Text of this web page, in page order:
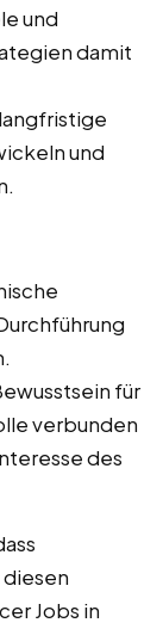
und
damit
und
für
verbunden
des
Jobs in